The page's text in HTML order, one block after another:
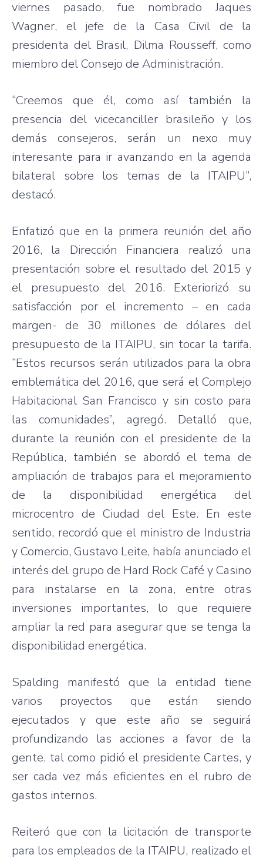
viernes pasado, fue nombrado Jaques
Wagner, el jefe de la Casa Civil de la
presidenta del Brasil, Dilma Rousseff, como
miembro del Consejo de Administración.
“Creemos que él, como así también la
presencia del vicecanciller brasileño y los
demás consejeros, serán un nexo muy
interesante para ir avanzando en la agenda
bilateral sobre los temas de la ITAIPU”,
destacó.
Enfatizó que en la primera reunión del año
2016, la Dirección Financiera realizó una
presentación sobre el resultado del 2015 y
el presupuesto del 2016. Exteriorizó su
satisfacción por el incremento – en cada
margen- de 30 millones de dólares del
presupuesto de la ITAIPU, sin tocar la tarifa.
“Estos recursos serán utilizados para la obra
emblemática del 2016, que será el Complejo
Habitacional San Francisco y sin costo para
las comunidades”, agregó. Detalló que,
durante la reunión con el presidente de la
República, también se abordó el tema de
ampliación de trabajos para el mejoramiento
de la disponibilidad energética del
microcentro de Ciudad del Este. En este
sentido, recordó que el ministro de Industria
y Comercio, Gustavo Leite, había anunciado el
interés del grupo de Hard Rock Café y Casino
para instalarse en la zona, entre otras
inversiones importantes, lo que requiere
ampliar la red para asegurar que se tenga la
disponibilidad energética.
Spalding manifestó que la entidad tiene
varios proyectos que están siendo
ejecutados y que este año se seguirá
profundizando las acciones a favor de la
gente, tal como pidió el presidente Cartes, y
ser cada vez más eficientes en el rubro de
gastos internos.
Reiteró que con la licitación de transporte
para los empleados de la ITAIPU, realizado el